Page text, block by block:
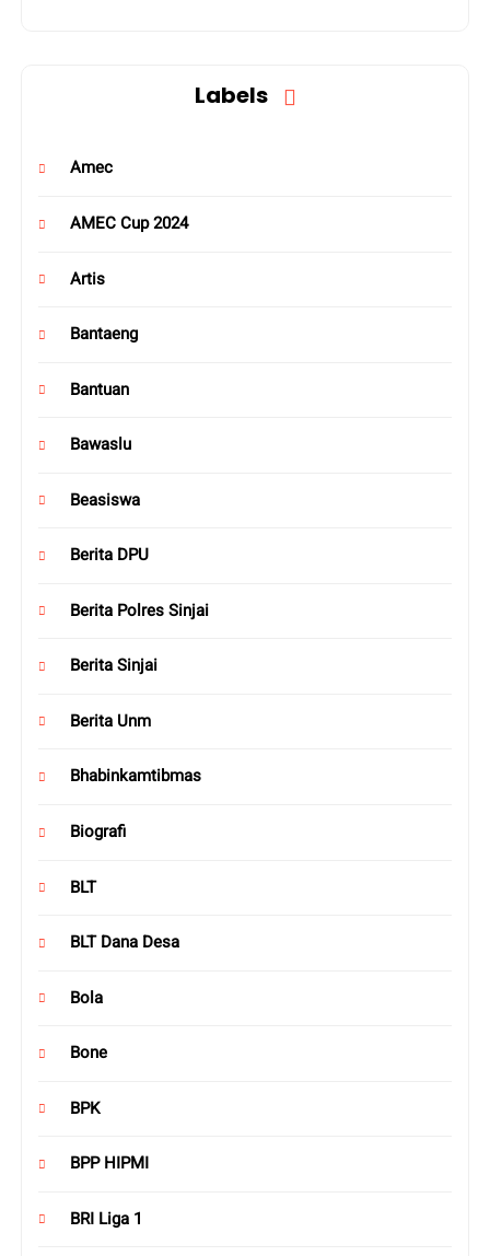
Labels
Amec
AMEC Cup 2024
Artis
Bantaeng
Bantuan
Bawaslu
Beasiswa
Berita DPU
Berita Polres Sinjai
Berita Sinjai
Berita Unm
Bhabinkamtibmas
Biografi
BLT
BLT Dana Desa
Bola
Bone
BPK
BPP HIPMI
BRI Liga 1